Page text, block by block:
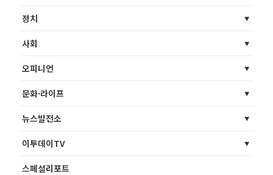
정치
사회
오피니언
문화·라이프
뉴스발전소
이투데이TV
스페셜리포트